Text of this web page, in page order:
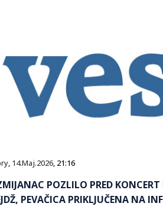
, 14.Maj.2026, 21:16
POZLILO PRED
PEVAČICA PRIKLJUČENA NA